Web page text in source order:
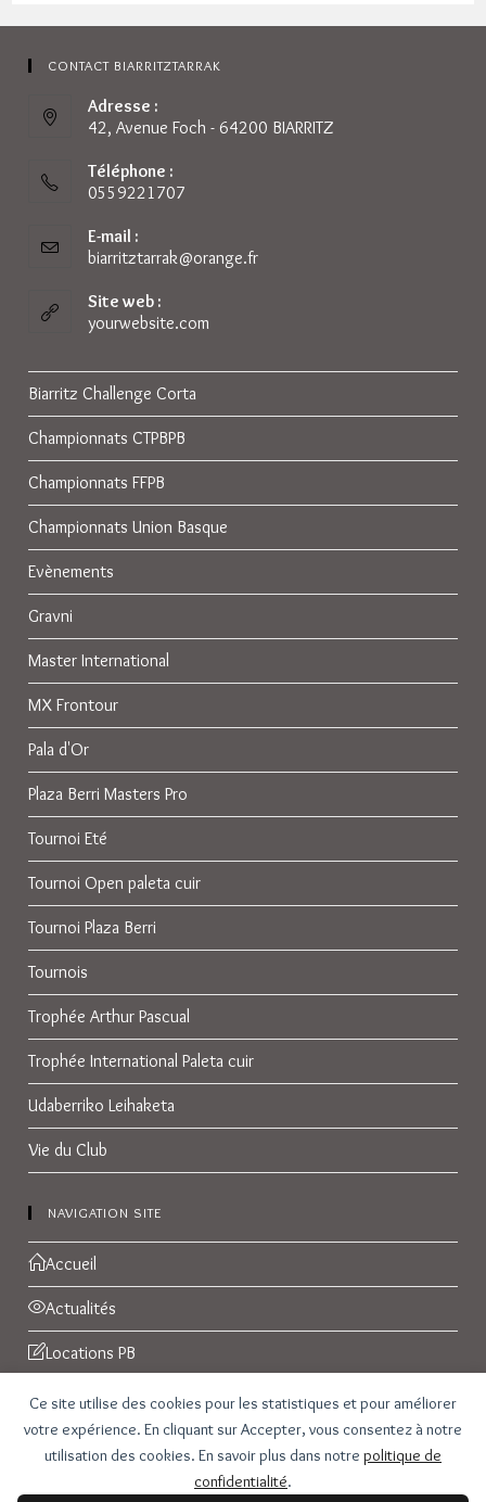
Ce site utilise des cookies pour les statistiques et pour améliorer
votre expérience. En cliquant sur Accepter, vous consentez à notre
utilisation des cookies. En savoir plus dans notre politique de
confidentialité.
CONTACT BIARRITZTARRAK
Adresse :
42, Avenue Foch - 64200 BIARRITZ
Téléphone :
0559221707
E-mail :
biarritztarrak@orange.frS’ouvre
Site web :
yourwebsite.com
Biarritz Challenge Corta
Championnats CTPBPB
Championnats FFPB
Championnats Union Basque
Evènements
Gravni
Master International
MX Frontour
Pala d'Or
Plaza Berri Masters Pro
Tournoi Eté
Tournoi Open paleta cuir
Tournoi Plaza Berri
Tournois
Trophée Arthur Pascual
Trophée International Paleta cuir
Udaberriko Leihaketa
Vie du Club
NAVIGATION SITE
Accueil
Actualités
Locations PB
Réservations
Galerie Photos